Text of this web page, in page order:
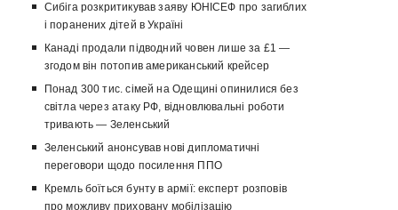
Сибіга розкритикував заяву ЮНІСЕФ про загиблих
і поранених дітей в Україні
Канаді продали підводний човен лише за £1 —
згодом він потопив американський крейсер
Понад 300 тис. сімей на Одещині опинилися без
світла через атаку РФ, відновлювальні роботи
тривають — Зеленський
Зеленський анонсував нові дипломатичні
переговори щодо посилення ППО
Кремль боїться бунту в армії: експерт розповів
про можливу приховану мобілізацію